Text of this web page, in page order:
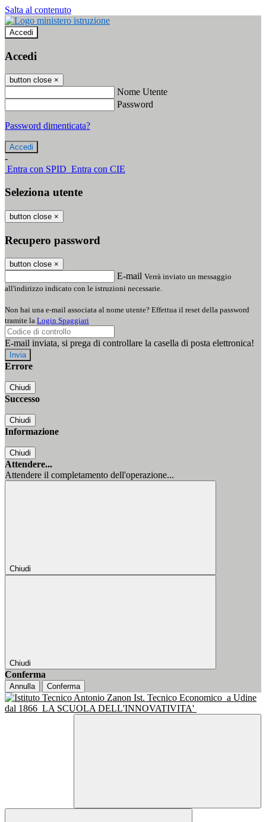
Salta al contenuto
Accedi
Accedi
button close ×
Nome Utente
Password
Password dimenticata?
-
Entra con SPID Entra con CIE
Seleziona utente
button close ×
Recupero password
button close ×
E-mail Verrà inviato un messaggio
all'indirizzo indicato con le istruzioni necessarie.
Non hai una e-mail associata al nome utente? Effettua il reset della password
tramite la Login Spaggiari
E-mail inviata, si prega di controllare la casella di posta elettronica!
Errore
Chiudi
Successo
Chiudi
Informazione
Chiudi
Attendere...
Attendere il completamento dell'operazione...
Chiudi
Chiudi
Conferma
Annulla Conferma
Ist. Tecnico Economico a Udine
dal 1866 LA SCUOLA DELL'INNOVATIVITA'